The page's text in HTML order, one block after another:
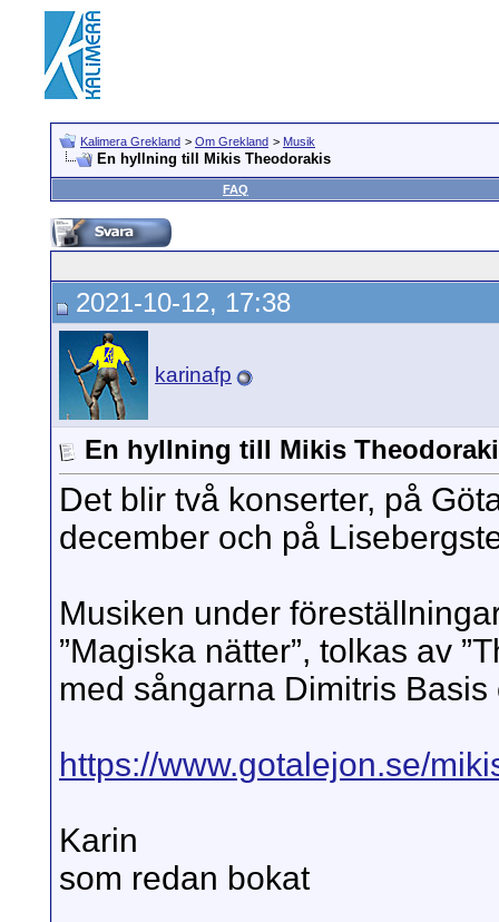
Kalimera Grekland > Om Grekland > Musik
En hyllning till Mikis Theodorakis
FAQ
2021-10-12, 17:38
karinafp
En hyllning till Mikis
Det blir två konserter, på
december och på
Musiken under
”Magiska nätter”, tolkas av
med sångarna Dimitris
https://www.gotalejon.se/
Karin
som redan bokat